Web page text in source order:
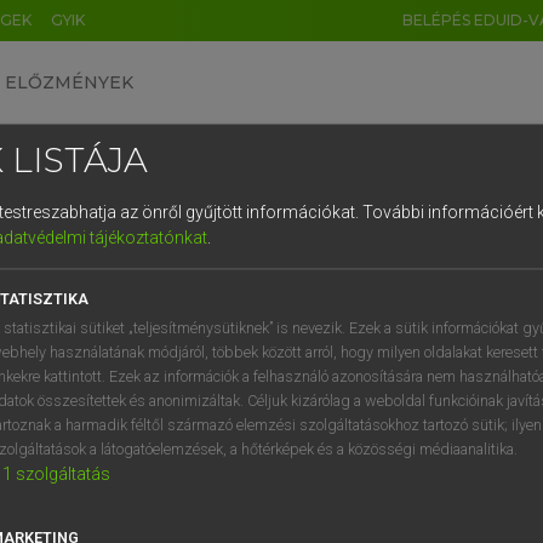
GYIK BELÉPÉS EDUID-
ELŐZMÉNYEK
angol szótár
fn
fröcskölés
csapkodás
fröccsenés
ige fröccsen
fröcsköl
(rá)fröccsent (vkre/vmre vmt)
LISTÁJA
az önről gyűjtött információkat. További információért
tájékoztatónkat.
statisztikai sütiket „teljesítménysütiknek” is nevezik. Ezek a sütik információkat
használatának módjáról, többek között arról, hogy milyen oldalakat keresett
kattintott. Ezek az információk a felhasználó azonosítására nem
összesítettek és anonimizáltak. Céljuk kizárólag a weboldal funkcióinak
a harmadik féltől származó elemzési szolgáltatásokhoz tartozó sütik;
a látogatóelemzések, a hőtérképek és a közösségi médiaanalitika.
1 szolgáltatás
DE CN FR ES IT NL
1 2 3 4 5 6 7 8 9
q w e r t z u i
a s d f g h j k l é
í y x c v b n m , .